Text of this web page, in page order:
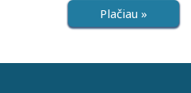
Plačiau »